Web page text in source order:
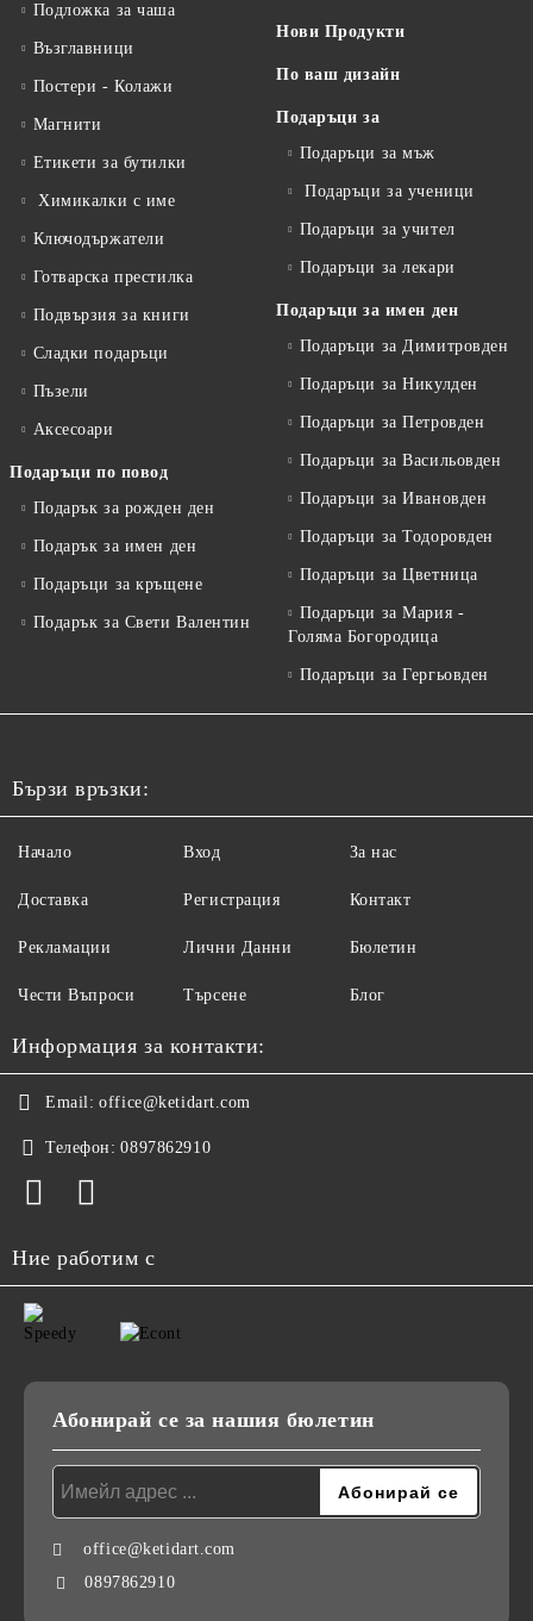
Подложка за чаша
Възглавници
Постери - Колажи
Магнити
Етикети за бутилки
Химикалки с име
Ключодържатели
Готварска престилка
Подвързия за книги
Сладки подаръци
Пъзели
Аксесоари
Подаръци по повод
Подарък за рожден ден
Подарък за имен ден
Подаръци за кръщене
Подарък за Свети Валентин
Нови Продукти
По ваш дизайн
Подаръци за
Подаръци за мъж
Подаръци за ученици
Подаръци за учител
Подаръци за лекари
Подаръци за имен ден
Подаръци за Димитровден
Подаръци за Никулден
Подаръци за Петровден
Подаръци за Васильовден
Подаръци за Ивановден
Подаръци за Тодоровден
Подаръци за Цветница
Подаръци за Мария -
Голяма Богородица
Подаръци за Гергьовден
Бързи връзки:
Начало
Доставка
Рекламации
Чести Въпроси
Вход
Регистрация
Лични Данни
Търсене
За нас
Контакт
Бюлетин
Блог
Информация за контакти:
Email: office@ketidart.com
Телефон: 0897862910
Ние работим с
Абонирай се за нашия бюлетин
office@ketidart.com
0897862910